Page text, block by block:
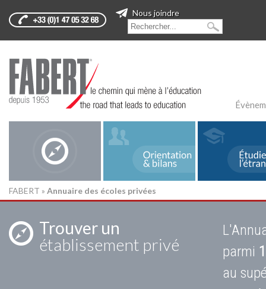
Nous joindre
FABERT » Annuaire des écoles privées
Trouver un
établissement privé
parmi
au